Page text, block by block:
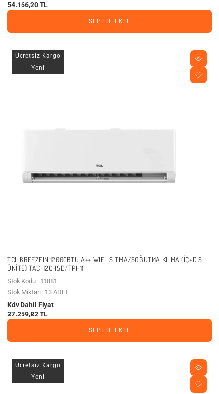
54.166,20 TL
SEPETE EKLE
Ücretsiz Kargo
Yeni
TCL BREEZEIN 12000BTU A++ WIFI ISITMA/SOĞUTMA KLIMA (İÇ+DIŞ
ÜNITE) TAC-12CHSD/TPH11
Stok Kodu : 11881
Stok Miktarı : 13 ADET
Kdv Dahil Fiyat
37.259,82 TL
SEPETE EKLE
Ücretsiz Kargo
Yeni